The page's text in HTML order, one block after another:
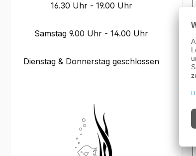
16.30 Uhr - 19.00 Uhr
Samstag 9.00 Uhr - 14.00 Uhr
Dienstag & Donnerstag geschlossen